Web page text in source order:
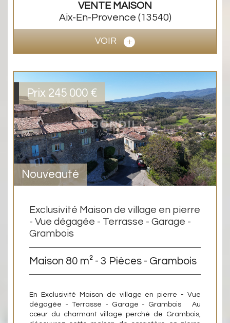
VENTE MAISON
Aix-En-Provence (13540)
VOIR
Nouveauté
Prix 245 000 €
Exclusivité Maison de village en pierre
- Vue dégagée - Terrasse - Garage -
Grambois
Maison 80 m² - 3 Pièces - Grambois
En Exclusivité Maison de village en pierre - Vue
dégagée - Terrasse - Garage - Grambois Au
cœur du charmant village perché de Grambois,